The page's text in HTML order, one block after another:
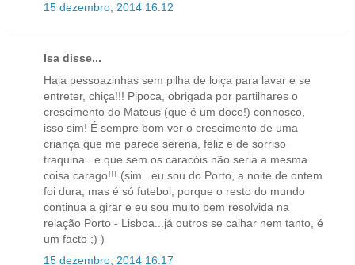
15 dezembro, 2014 16:12
Isa disse...
Haja pessoazinhas sem pilha de loiça para lavar e se
entreter, chiça!!! Pipoca, obrigada por partilhares o
crescimento do Mateus (que é um doce!) connosco,
isso sim! É sempre bom ver o crescimento de uma
criança que me parece serena, feliz e de sorriso
traquina...e que sem os caracóis não seria a mesma
coisa carago!!! (sim...eu sou do Porto, a noite de ontem
foi dura, mas é só futebol, porque o resto do mundo
continua a girar e eu sou muito bem resolvida na
relação Porto - Lisboa...já outros se calhar nem tanto, é
um facto ;) )
15 dezembro, 2014 16:17